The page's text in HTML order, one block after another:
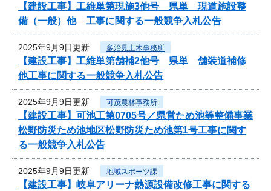
【建設工事】工維単第現施3他号 県単 現道施設整
備（一般）他 工事に関する一般競争入札公告
2025年9月9日更新 多治見土木事務所
【建設工事】工維単第舗補2他号 県単 舗装道補修
他工事に関する一般競争入札公告
2025年9月9日更新 可茂農林事務所
【建設工事】可池工第0705号／県営ため池等整備事業
松野防災ため池地区松野防災ため池第1号工事に関す
る一般競争入札公告
2025年9月9日更新 地域スポーツ課
【建設工事】岐阜アリーナ熱源設備改修工事に関する